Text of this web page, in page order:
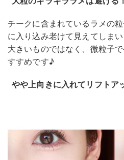
チークに含まれているラメの
に入り込み老けて見えてしま
大きいものではなく、微粒子
すすめです♪
やや上向きに入れてリフトア